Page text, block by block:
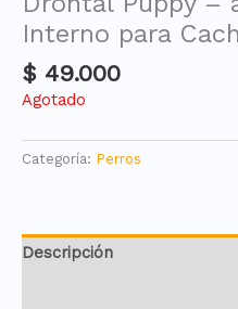
Interno para
$ 49.000
Agotado
Categoría: Perros
Descripción